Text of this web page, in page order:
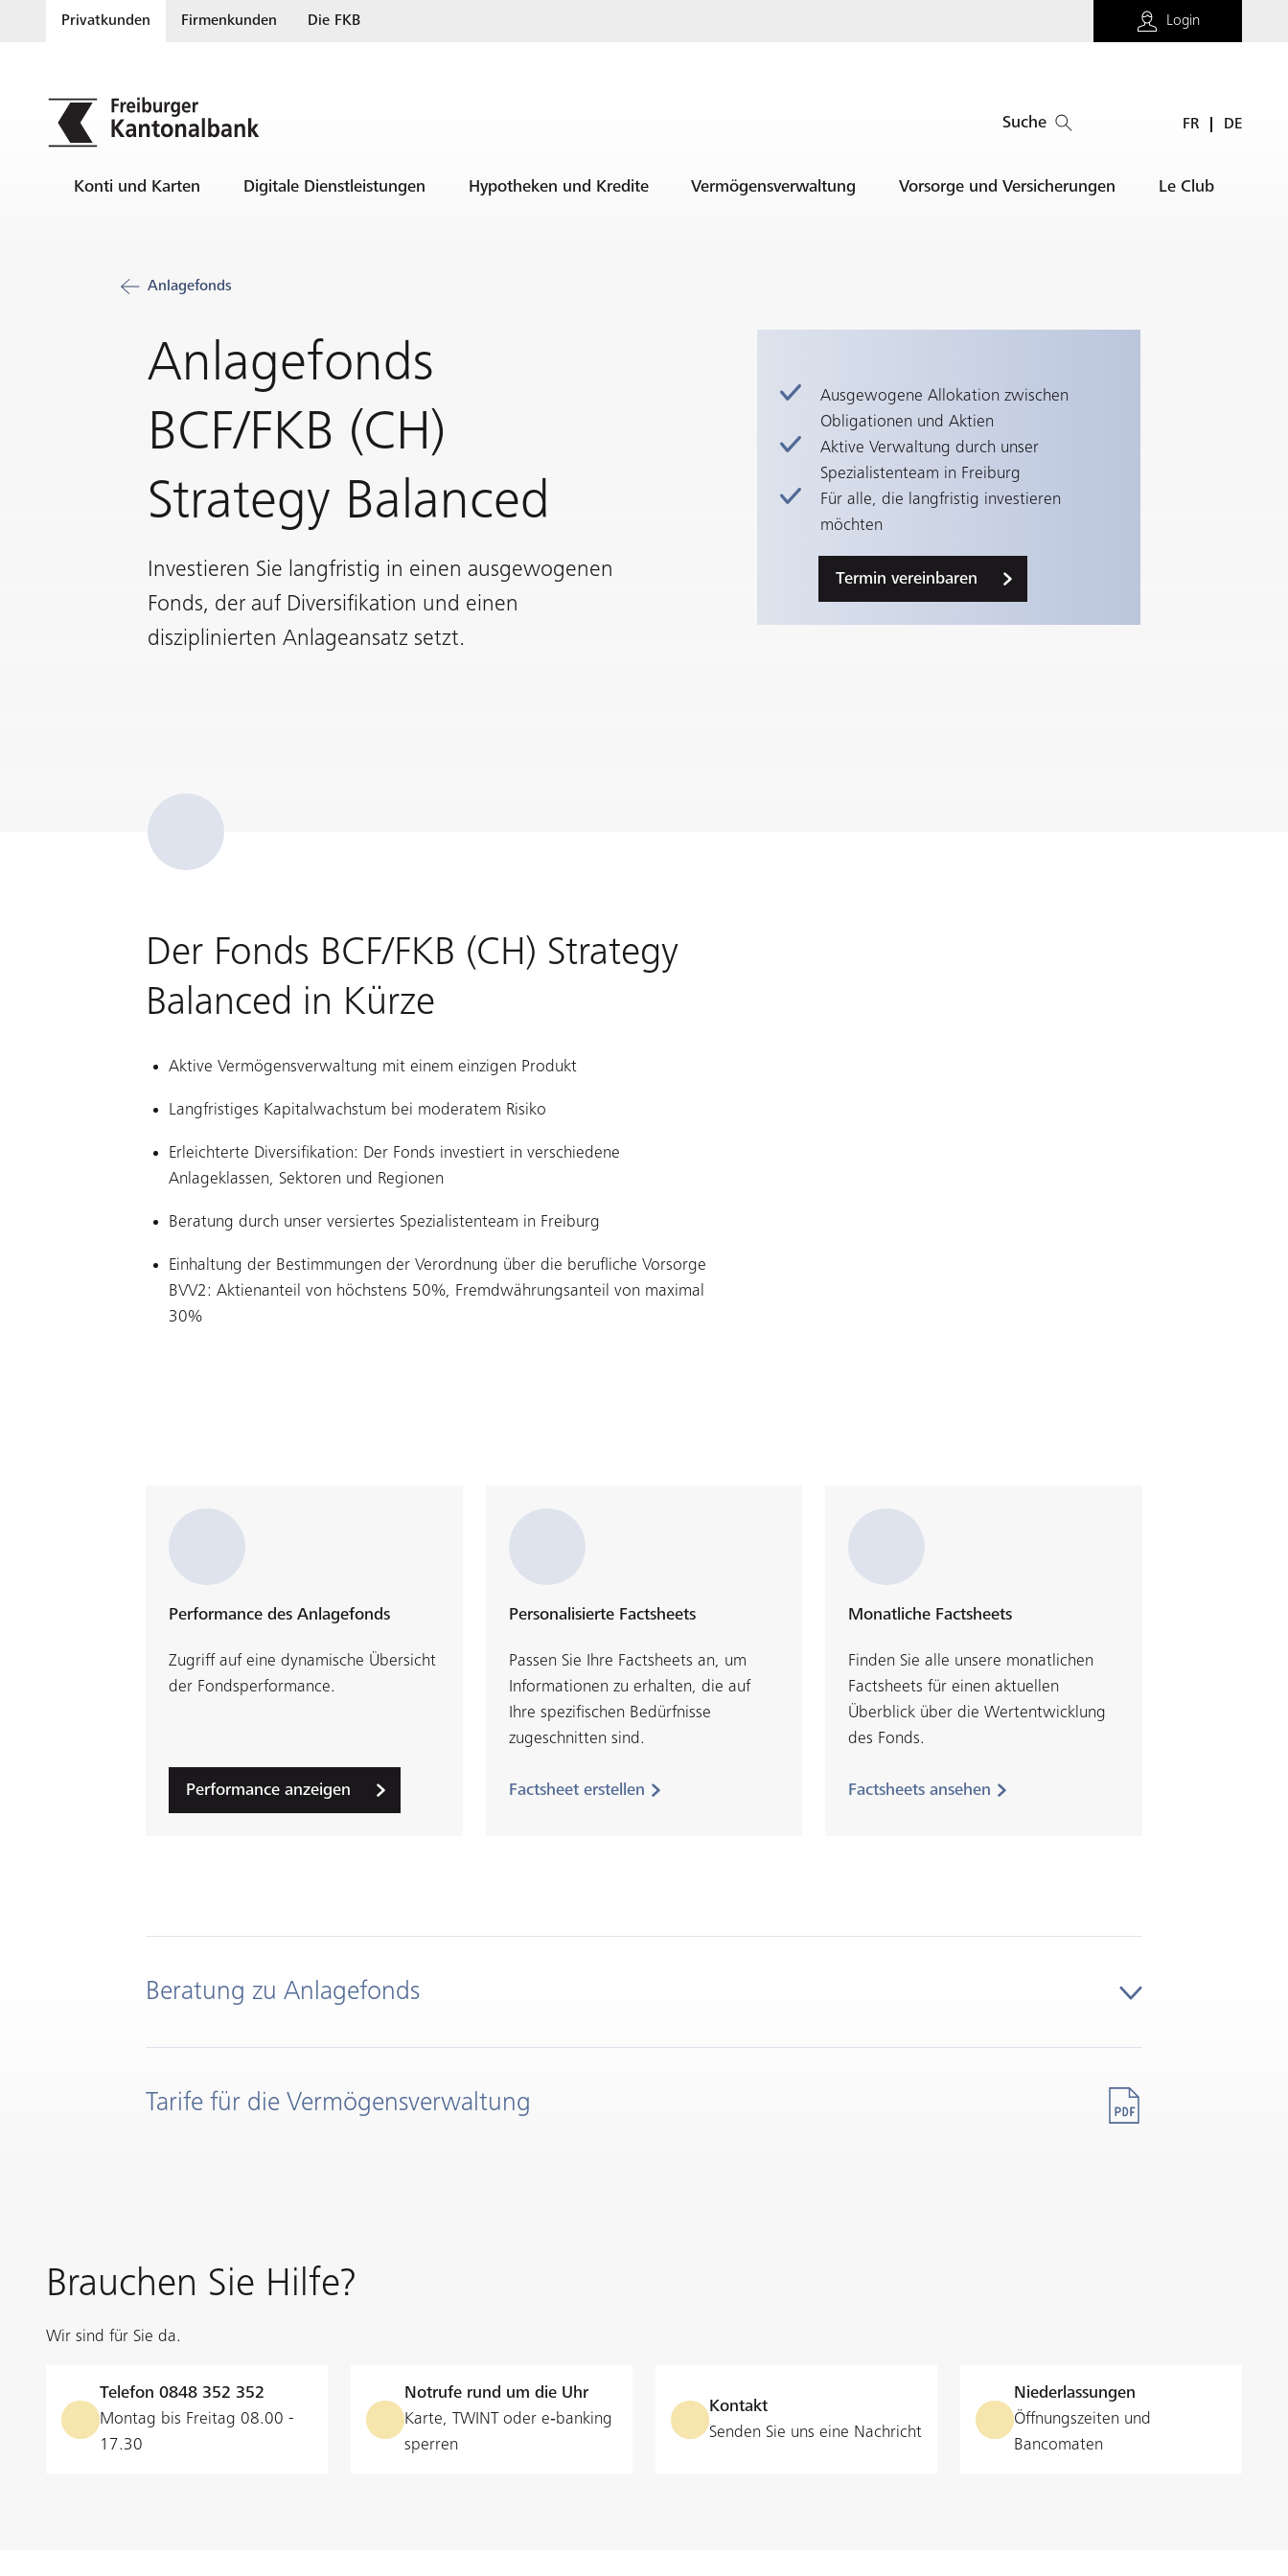
Privatkunden Firmenkunden Die FKB Login
Suche FR DE
Konti und Karten Digitale Dienstleistungen Hypotheken und Kredite Vermögensverwaltung Vorsorge und Versicherungen Le Club
Anlagefonds
Anlagefonds
BCF/FKB (CH)
Strategy Balanced
Investieren Sie langfristig in einen ausgewogenen
Fonds, der auf Diversifikation und einen
disziplinierten Anlageansatz setzt.
Ausgewogene Allokation zwischen
Obligationen und Aktien
Aktive Verwaltung durch unser
Spezialistenteam in Freiburg
Für alle, die langfristig investieren
möchten
Termin vereinbaren
Der Fonds BCF/FKB (CH) Strategy
Balanced in Kürze
Aktive Vermögensverwaltung mit einem einzigen Produkt
Langfristiges Kapitalwachstum bei moderatem Risiko
Erleichterte Diversifikation: Der Fonds investiert in verschiedene
Anlageklassen, Sektoren und Regionen
Beratung durch unser versiertes Spezialistenteam in Freiburg
Einhaltung der Bestimmungen der Verordnung über die berufliche Vorsorge
BVV2: Aktienanteil von höchstens 50%, Fremdwährungsanteil von maximal
30%
Performance des Anlagefonds
Zugriff auf eine dynamische Übersicht
der Fondsperformance.
Performance anzeigen
Personalisierte Factsheets
Passen Sie Ihre Factsheets an, um
Informationen zu erhalten, die auf
Ihre spezifischen Bedürfnisse
zugeschnitten sind.
Factsheet erstellen
Monatliche Factsheets
Finden Sie alle unsere monatlichen
Factsheets für einen aktuellen
Überblick über die Wertentwicklung
des Fonds.
Factsheets ansehen
Beratung zu Anlagefonds
Tarife für die Vermögensverwaltung
Brauchen Sie Hilfe?
Wir sind für Sie da.
Telefon 0848 352 352
Montag bis Freitag 08.00 -
17.30
Notrufe rund um die Uhr
Karte, TWINT oder e‑banking
sperren
Kontakt
Senden Sie uns eine Nachricht
Niederlassungen
Öffnungszeiten und
Bancomaten